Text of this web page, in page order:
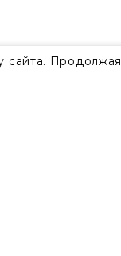
сайта. Продолжая